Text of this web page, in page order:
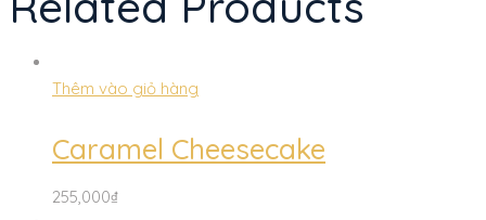
Thêm vào giỏ hàng
Caramel Cheesecake
255,000₫